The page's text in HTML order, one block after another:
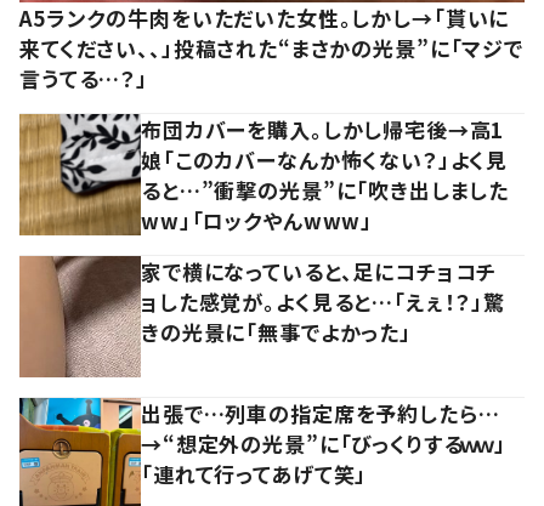
A5ランクの牛肉をいただいた女性。しかし→「貰いに
来てください、、」投稿された“まさかの光景”に「マジで
言うてる…？」
布団カバーを購入。しかし帰宅後→高1
娘「このカバーなんか怖くない？」よく見
ると…”衝撃の光景”に「吹き出しました
ww」「ロックやんwww」
家で横になっていると、足にコチョコチ
ョした感覚が。よく見ると…「えぇ！？」驚
きの光景に「無事でよかった」
出張で…列車の指定席を予約したら…
→“想定外の光景”に「びっくりするｗｗ」
「連れて行ってあげて笑」